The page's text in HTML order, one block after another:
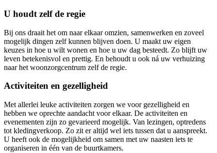
U houdt zelf de regie
Bij ons draait het om naar elkaar omzien, samenwerken en zoveel
mogelijk dingen zelf kunnen blijven doen. U maakt uw eigen
keuzes in hoe u wilt wonen en hoe u uw dag besteedt. Zo blijft uw
leven betekenisvol en prettig. En behoudt u ook ná uw verhuizing
naar het woonzorgcentrum zelf de regie.
Activiteiten en gezelligheid
Met allerlei leuke activiteiten zorgen we voor gezelligheid en
hebben we oprechte aandacht voor elkaar. De activiteiten en
evenementen zijn zo gevarieerd mogelijk. Van lezingen, optredens
tot kledingverkoop. Zo zit er altijd wel iets tussen dat u aanspreekt.
U heeft ook de mogelijkheid om samen met uw naasten iets te
organiseren in één van de buurtkamers.